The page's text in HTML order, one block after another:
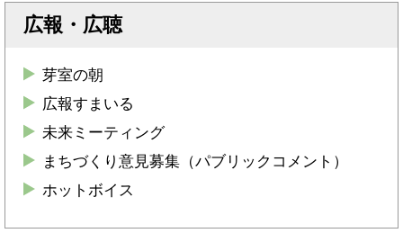
広報・広聴
芽室の朝
広報すまいる
未来ミーティング
まちづくり意見募集（パブリックコメント）
ホットボイス